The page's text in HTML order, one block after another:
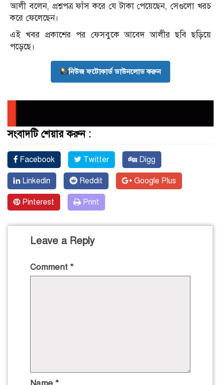
আলী বলেন, প্রশ্নপত্র ফাঁস করে যে টাকা পেয়েছেন, সেগুলো খরচ
করে ফেলেছেন।
এই খবর প্রকাশের পর ফেসবুকে আবেদ আলীর ছবি ছড়িয়ে
পড়েছে।
নিউজ ফটোকার্ড ডাউনলোড করুন
সংবাদটি শেয়ার করুন :
Facebook Twitter Digg
Linkedin Reddit Google Plus
Pinterest Print
Leave a Reply
Comment *